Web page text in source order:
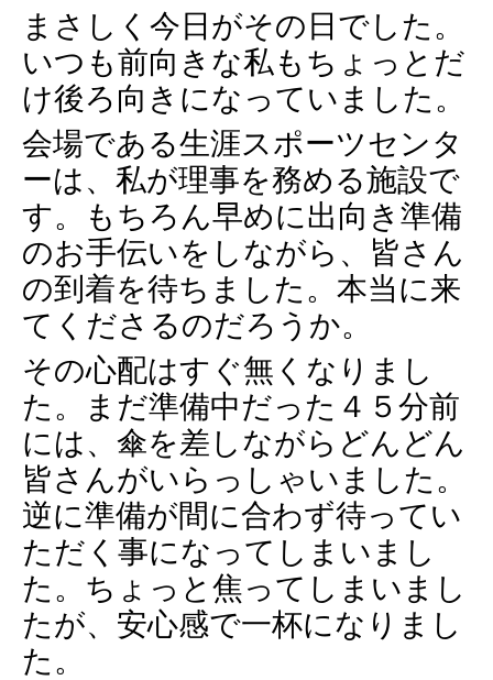
まさしく今日がその日でした。
いつも前向きな私もちょっとだ
け後ろ向きになっていました。
会場である生涯スポーツセンタ
ーは、私が理事を務める施設で
す。もちろん早めに出向き準備
のお手伝いをしながら、皆さん
の到着を待ちました。本当に来
てくださるのだろうか。
その心配はすぐ無くなりまし
た。まだ準備中だった４５分前
には、傘を差しながらどんどん
皆さんがいらっしゃいました。
逆に準備が間に合わず待ってい
ただく事になってしまいまし
た。ちょっと焦ってしまいまし
たが、安心感で一杯になりまし
た。